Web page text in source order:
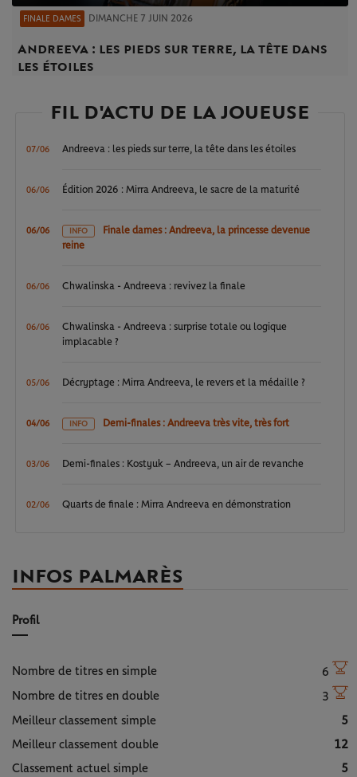
FINALE DAMES DIMANCHE 7 JUIN 2026
Andreeva : les pieds sur terre, la tête dans
les étoiles
FIL D'ACTU DE LA JOUEUSE
07/06 Andreeva : les pieds sur terre, la tête dans les étoiles
06/06 Édition 2026 : Mirra Andreeva, le sacre de la maturité
06/06 INFO
Finale dames : Andreeva, la princesse devenue
reine
06/06 Chwalinska - Andreeva : revivez la finale
06/06
Chwalinska - Andreeva : surprise totale ou logique
implacable ?
05/06 Décryptage : Mirra Andreeva, le revers et la médaille ?
04/06 INFO Demi-finales : Andreeva très vite, très fort
03/06 Demi-finales : Kostyuk – Andreeva, un air de revanche
02/06 Quarts de finale : Mirra Andreeva en démonstration
INFOS PALMARÈS
Profil
Nombre de titres en simple
6
Nombre de titres en double
3
Meilleur classement simple
5
Meilleur classement double
12
Classement actuel simple
5